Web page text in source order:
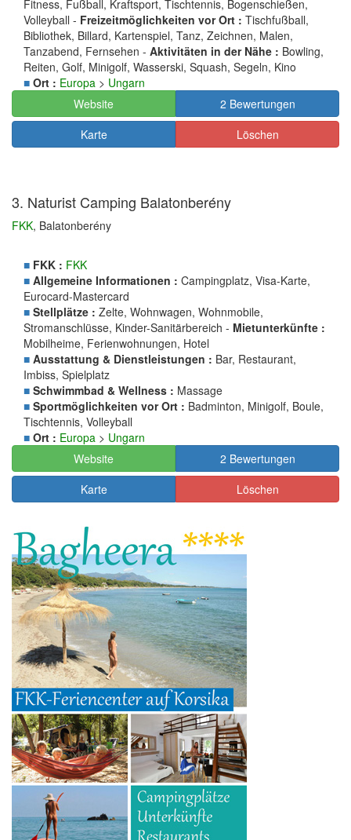
Fitness, Fußball, Kraftsport, Tischtennis, Bogenschießen,
Volleyball - Freizeitmöglichkeiten vor Ort : Tischfußball,
Bibliothek, Billard, Kartenspiel, Tanz, Zeichnen, Malen,
Tanzabend, Fernsehen - Aktivitäten in der Nähe : Bowling,
Reiten, Golf, Minigolf, Wasserski, Squash, Segeln, Kino
■ Ort : Europa > Ungarn
Website
2 Bewertungen
Karte
Löschen
3. Naturist Camping Balatonberény
FKK, Balatonberény
■ FKK : FKK
■ Allgemeine Informationen : Campingplatz, Visa-Karte,
Eurocard-Mastercard
■ Stellplätze : Zelte, Wohnwagen, Wohnmobile,
Stromanschlüsse, Kinder-Sanitärbereich - Mietunterkünfte :
Mobilheime, Ferienwohnungen, Hotel
■ Ausstattung & Dienstleistungen : Bar, Restaurant,
Imbiss, Spielplatz
■ Schwimmbad & Wellness : Massage
■ Sportmöglichkeiten vor Ort : Badminton, Minigolf, Boule,
Tischtennis, Volleyball
■ Ort : Europa > Ungarn
Website
2 Bewertungen
Karte
Löschen